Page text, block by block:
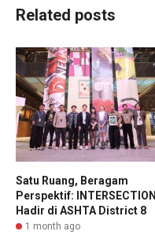
Related posts
Satu Ruang, Beragam
Perspektif: INTERSECTION
Hadir di ASHTA District 8
1 month ago